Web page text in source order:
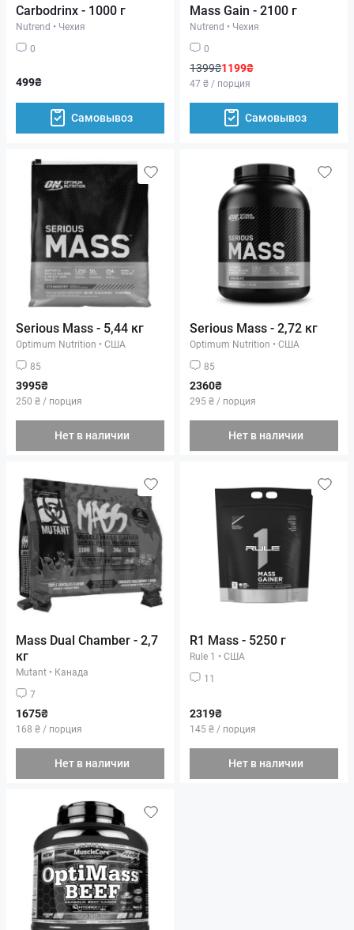
Carbodrinx - 1000 г
Nutrend • Чехия
0
499₴
Самовывоз
Mass Gain - 2100 г
Nutrend • Чехия
0
1399₴1199₴
47 ₴ / порция
Самовывоз
Serious Mass - 5,44 кг
Optimum Nutrition • США
85
3995₴
250 ₴ / порция
Нет в наличии
Serious Mass - 2,72 кг
Optimum Nutrition • США
85
2360₴
295 ₴ / порция
Нет в наличии
Mass Dual Chamber - 2,7
кг
Mutant • Канада
7
1675₴
168 ₴ / порция
Нет в наличии
R1 Mass - 5250 г
Rule 1 • США
11
2319₴
145 ₴ / порция
Нет в наличии